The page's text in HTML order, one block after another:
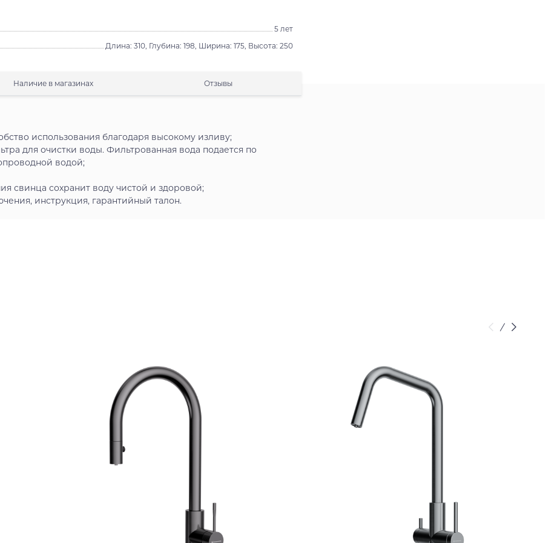
5 лет
Длина: 310, Глубина: 198, Ширина: 175, Высота: 250
Наличие в магазинах Отзывы
использования благодаря высокому изливу;
для очистки воды. Фильтрованная вода подается по
водой;
свинца сохранит воду чистой и здоровой;
инструкция, гарантийный талон.